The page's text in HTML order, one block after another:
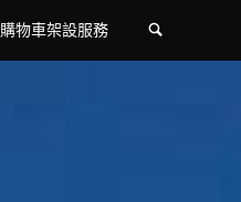
購物車架設服務